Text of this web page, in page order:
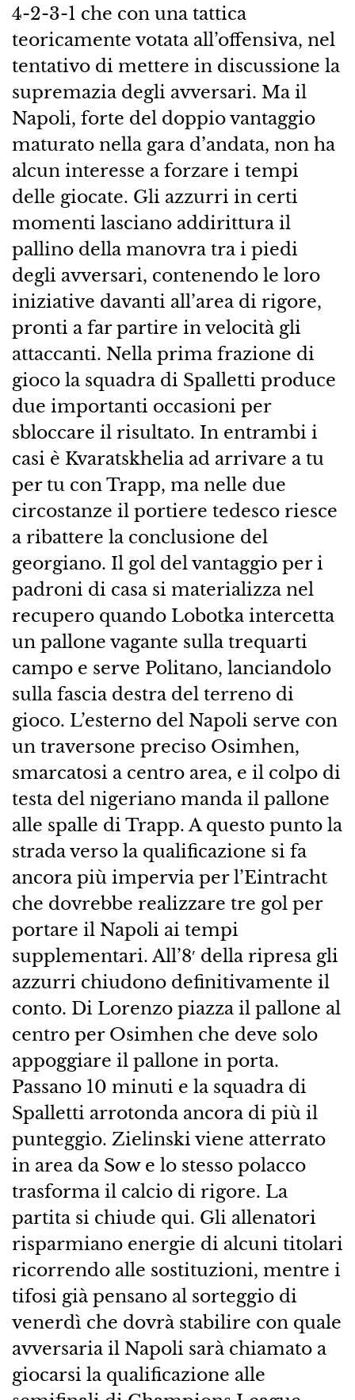
4-2-3-1 che con una tattica
teoricamente votata all’offensiva, nel
tentativo di mettere in discussione la
supremazia degli avversari. Ma il
Napoli, forte del doppio vantaggio
maturato nella gara d’andata, non ha
alcun interesse a forzare i tempi
delle giocate. Gli azzurri in certi
momenti lasciano addirittura il
pallino della manovra tra i piedi
degli avversari, contenendo le loro
iniziative davanti all’area di rigore,
pronti a far partire in velocità gli
attaccanti. Nella prima frazione di
gioco la squadra di Spalletti produce
due importanti occasioni per
sbloccare il risultato. In entrambi i
casi è Kvaratskhelia ad arrivare a tu
per tu con Trapp, ma nelle due
circostanze il portiere tedesco riesce
a ribattere la conclusione del
georgiano. Il gol del vantaggio per i
padroni di casa si materializza nel
recupero quando Lobotka intercetta
un pallone vagante sulla trequarti
campo e serve Politano, lanciandolo
sulla fascia destra del terreno di
gioco. L’esterno del Napoli serve con
un traversone preciso Osimhen,
smarcatosi a centro area, e il colpo di
testa del nigeriano manda il pallone
alle spalle di Trapp. A questo punto la
strada verso la qualificazione si fa
ancora più impervia per l’Eintracht
che dovrebbe realizzare tre gol per
portare il Napoli ai tempi
supplementari. All’8′ della ripresa gli
azzurri chiudono definitivamente il
conto. Di Lorenzo piazza il pallone al
centro per Osimhen che deve solo
appoggiare il pallone in porta.
Passano 10 minuti e la squadra di
Spalletti arrotonda ancora di più il
punteggio. Zielinski viene atterrato
in area da Sow e lo stesso polacco
trasforma il calcio di rigore. La
partita si chiude qui. Gli allenatori
risparmiano energie di alcuni titolari
ricorrendo alle sostituzioni, mentre i
tifosi già pensano al sorteggio di
venerdì che dovrà stabilire con quale
avversaria il Napoli sarà chiamato a
giocarsi la qualificazione alle